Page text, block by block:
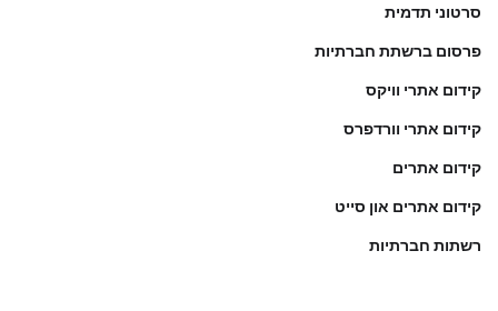
סרטוני תדמית
פרסום ברשתת חברתיות
קידום אתרי וויקס
קידום אתרי וורדפרס
קידום אתרים
קידום אתרים און סייט
רשתות חברתיות